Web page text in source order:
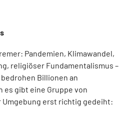
Pandemien, Klimawandel,
religiöser Fundamentalismus –
Billionen an
es gibt eine Gruppe von
Umgebung erst richtig gedeiht: